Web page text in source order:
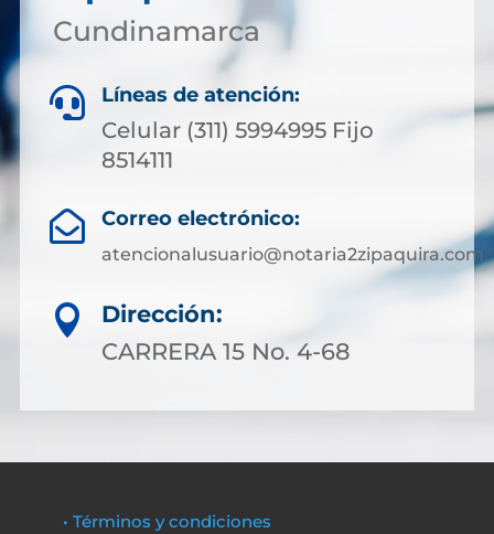
Cundinamarca
 Líneas de atención:
Celular (311) 5994995 Fijo
8514111
 Correo electrónico:
atencionalusuario@notaria2zipaquira.com

Dirección:
CARRERA 15 No. 4-68
• Términos y condiciones